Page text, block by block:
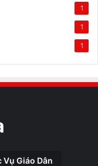
1
1
1
Vụ Giáo Dân